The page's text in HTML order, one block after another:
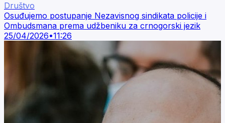
Društvo
Osuđujemo postupanje Nezavisnog sindikata policije i
Ombudsmana prema udžbeniku za crnogorski jezik
25/04/2026•11:26